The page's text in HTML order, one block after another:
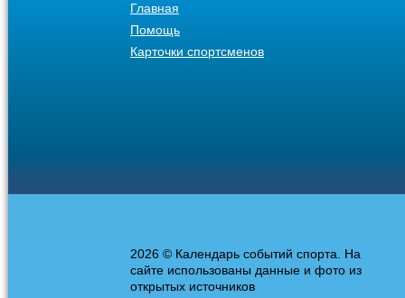
Главная
Помощь
Карточки спортсменов
2026 © Календарь событий спорта. На
сайте использованы данные и фото из
открытых источников